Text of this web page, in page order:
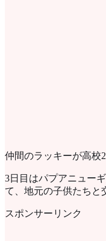
仲間のラッキーが高校
3日目はパプアニュー
て、地元の子供たちと
スポンサーリンク